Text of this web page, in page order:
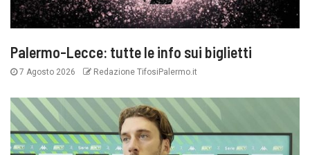
Palermo-Lecce: tutte le info sui biglietti
7 Agosto 2026 Redazione TifosiPalermo.it